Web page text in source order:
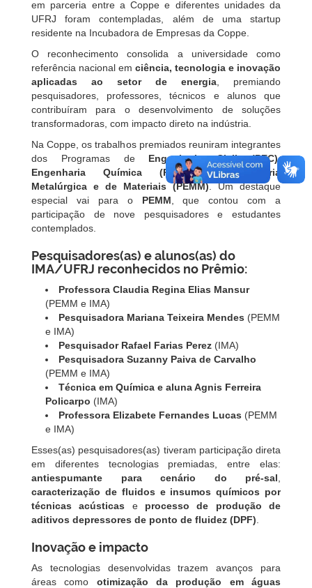
em parceria entre a Coppe e diferentes unidades da
UFRJ foram contempladas, além de uma startup
residente na Incubadora de Empresas da Coppe.
O reconhecimento consolida a universidade como
referência nacional em ciência, tecnologia e inovação
aplicadas ao setor de energia , premiando
pesquisadores, professores, técnicos e alunos que
contribuíram para o desenvolvimento de soluções
transformadoras, com impacto direto na indústria.
Na Coppe, os trabalhos premiados reuniram integrantes
dos Programas de Engenharia Civil (PEC),
Engenharia Química (PEQ)eEngenharia
Metalúrgica e de Materiais (PEMM). Um destaque
especial vai para o PEMM , que contou com a
participação de nove pesquisadores e estudantes
contemplados.
Pesquisadores(as) e alunos(as) do
IMA/UFRJ reconhecidos no Prêmio:
Professora Claudia Regina Elias Mansur
(PEMM e IMA)
Pesquisadora Mariana Teixeira Mendes (PEMM
e IMA)
Pesquisador Rafael Farias Perez (IMA)
Pesquisadora Suzanny Paiva de Carvalho
(PEMM e IMA)
Técnica em Química e aluna Agnis Ferreira
Policarpo (IMA)
Professora Elizabete Fernandes Lucas (PEMM
e IMA)
Esses(as) pesquisadores(as) tiveram participação direta
em diferentes tecnologias premiadas, entre elas:
antiespumante para cenário do pré-sal
caracterização de fluidos e insumos químicos por
técnicas acústicas e processo de produção de
aditivos depressores de ponto de fluidez (DPF)
Inovação e impacto
As tecnologias desenvolvidas trazem avanços para
áreas como otimização da produção em águas